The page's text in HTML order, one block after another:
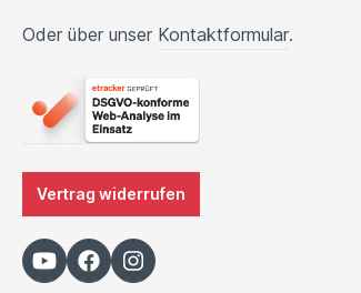
Oder über unser Kontaktformular.
Vertrag widerrufen